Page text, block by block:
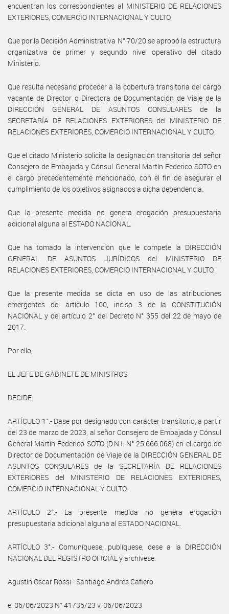
encuentran los correspondientes al MINISTERIO DE RELACIONES
EXTERIORES, COMERCIO INTERNACIONAL Y CULTO.
Que por la Decisión Administrativa N° 70/20 se aprobó la estructura
organizativa de primer y segundo nivel operativo del citado
Ministerio.
Que resulta necesario proceder a la cobertura transitoria del cargo
vacante de Director o Directora de Documentación de Viaje de la
DIRECCIÓN GENERAL DE ASUNTOS CONSULARES de la
SECRETARÍA DE RELACIONES EXTERIORES del MINISTERIO DE
RELACIONES EXTERIORES, COMERCIO INTERNACIONAL Y CULTO.
Que el citado Ministerio solicita la designación transitoria del señor
Consejero de Embajada y Cónsul General Martín Federico SOTO en
el cargo precedentemente mencionado, con el fin de asegurar el
cumplimiento de los objetivos asignados a dicha dependencia.
Que la presente medida no genera erogación presupuestaria
adicional alguna al ESTADO NACIONAL.
Que ha tomado la intervención que le compete la DIRECCIÓN
GENERAL DE ASUNTOS JURÍDICOS del MINISTERIO DE
RELACIONES EXTERIORES, COMERCIO INTERNACIONAL Y CULTO.
Que la presente medida se dicta en uso de las atribuciones
emergentes del artículo 100, inciso 3 de la CONSTITUCIÓN
NACIONAL y del artículo 2° del Decreto N° 355 del 22 de mayo de
2017.
Por ello,
EL JEFE DE GABINETE DE MINISTROS
DECIDE:
ARTÍCULO 1°.- Dase por designado con carácter transitorio, a partir
del 23 de marzo de 2023, al señor Consejero de Embajada y Cónsul
General Martín Federico SOTO (D.N.I. N° 25.666.068) en el cargo de
Director de Documentación de Viaje de la DIRECCIÓN GENERAL DE
ASUNTOS CONSULARES de la SECRETARÍA DE RELACIONES
EXTERIORES del MINISTERIO DE RELACIONES EXTERIORES,
COMERCIO INTERNACIONAL Y CULTO.
ARTÍCULO 2°.- La presente medida no genera erogación
presupuestaria adicional alguna al ESTADO NACIONAL.
ARTÍCULO 3°.- Comuníquese, publíquese, dese a la DIRECCIÓN
NACIONAL DEL REGISTRO OFICIAL y archívese.
Agustín Oscar Rossi - Santiago Andrés Cafiero
e. 06/06/2023 N° 41735/23 v. 06/06/2023